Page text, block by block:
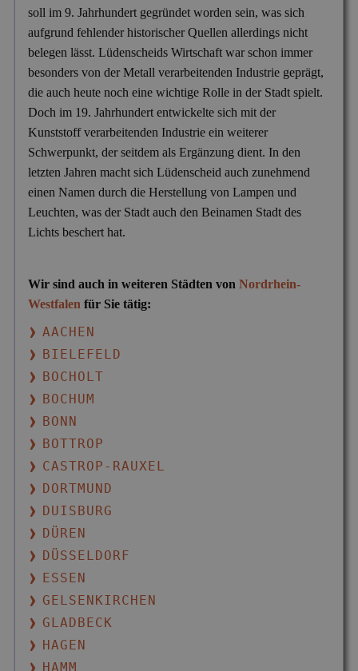
soll im 9. Jahrhundert gegründet worden sein, was sich
aufgrund fehlender historischer Quellen allerdings nicht
belegen lässt. Lüdenscheids Wirtschaft war schon immer
besonders von der Metall verarbeitenden Industrie geprägt,
die auch heute noch eine wichtige Rolle in der Stadt spielt.
Doch im 19. Jahrhundert entwickelte sich mit der
Kunststoff verarbeitenden Industrie ein weiterer
Schwerpunkt, der seitdem als Ergänzung dient. In den
letzten Jahren macht sich Lüdenscheid auch zunehmend
einen Namen durch die Herstellung von Lampen und
Leuchten, was der Stadt auch den Beinamen Stadt des
Lichts beschert hat.
Wir sind auch in weiteren Städten vonNordrhein-
Westfalen für Sie tätig:
AACHEN
BIELEFELD
BOCHOLT
BOCHUM
BONN
BOTTROP
CASTROP-RAUXEL
DORTMUND
DUISBURG
DÜREN
DÜSSELDORF
ESSEN
GELSENKIRCHEN
GLADBECK
HAGEN
HAMM